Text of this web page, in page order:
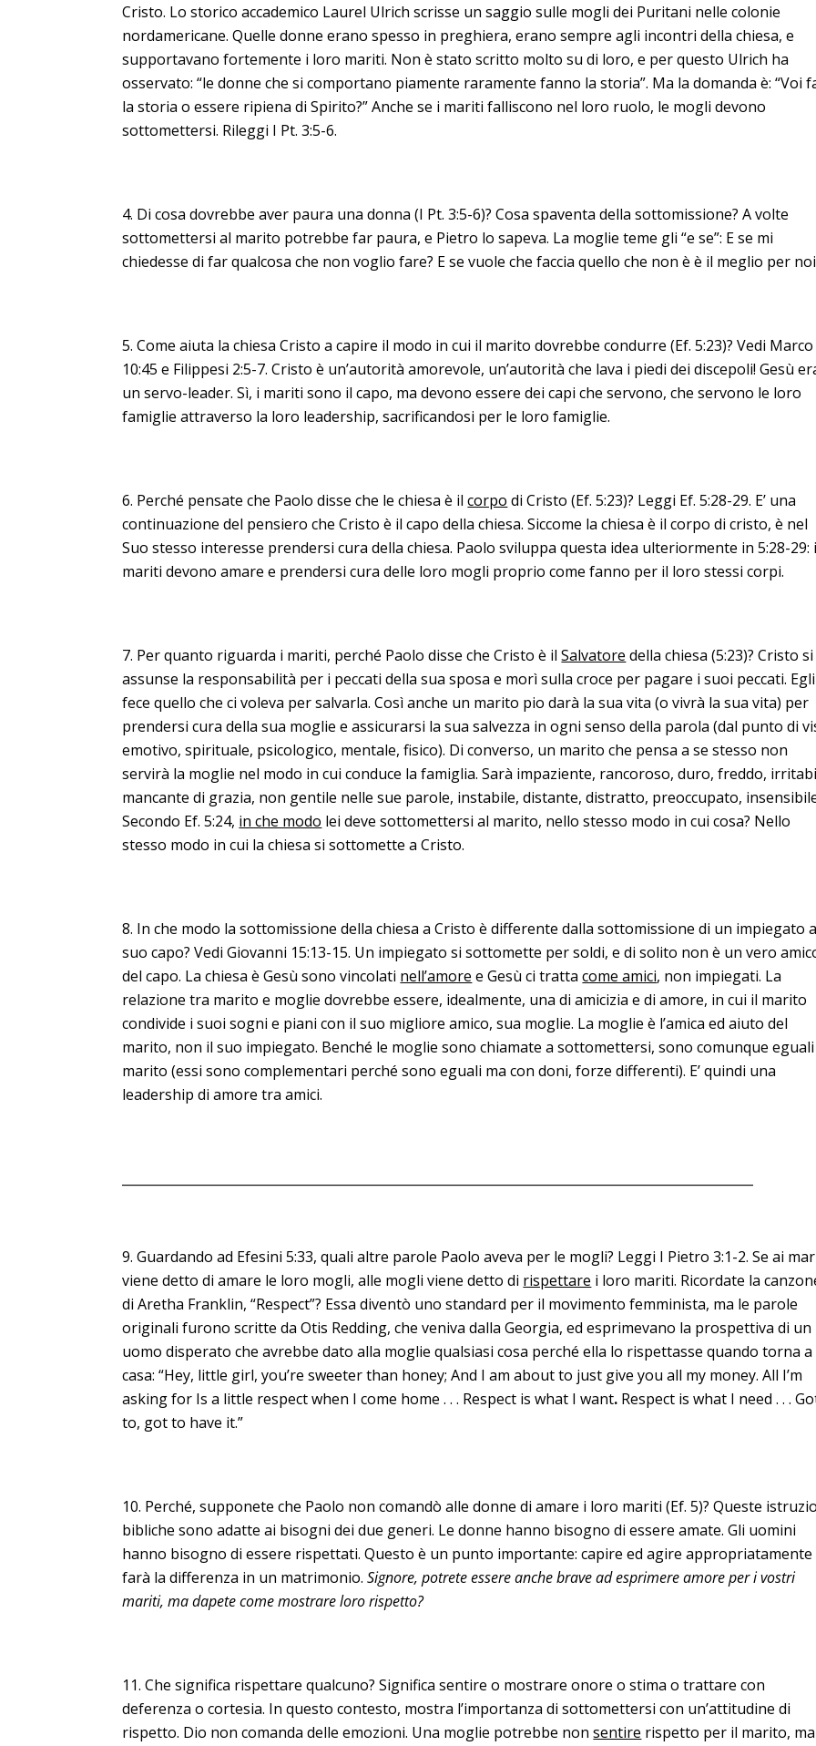
Cristo. Lo storico accademico Laurel Ulrich scrisse un saggio sulle mogli dei Puritani nelle colonie
nordamericane. Quelle donne erano spesso in preghiera, erano sempre agli incontri della chiesa, e
supportavano fortemente i loro mariti. Non è stato scritto molto su di loro, e per questo Ulrich ha
osservato: “le donne che si comportano piamente raramente fanno la storia”. Ma la domanda è: “Voi
la storia o essere ripiena di Spirito?” Anche se i mariti falliscono nel loro ruolo, le mogli devono
sottomettersi. Rileggi I Pt. 3:5-6.
Di cosa dovrebbe aver paura una donna (I Pt. 3:5-6)? Cosa spaventa della sottomissione? A volte
sottomettersi al marito potrebbe far paura, e Pietro lo sapeva. La moglie teme gli “e se”: E se mi
chiedesse di far qualcosa che non voglio fare? E se vuole che faccia quello che non è è il meglio per
Come aiuta la chiesa Cristo a capire il modo in cui il marito dovrebbe condurre (Ef. 5:23)? Vedi Marco
10:45 e Filippesi 2:5-7. Cristo è un’autorità amorevole, un’autorità che lava i piedi dei discepoli! Gesù
un servo-leader. Sì, i mariti sono il capo, ma devono essere dei capi che servono, che servono le loro
famiglie attraverso la loro leadership, sacrificandosi per le loro famiglie.
Perché pensate che Paolo disse che le chiesa è ilcorpo di Cristo (Ef. 5:23)? Leggi Ef. 5:28-29. E’ una
continuazione del pensiero che Cristo è il capo della chiesa. Siccome la chiesa è il corpo di cristo, è nel
Suo stesso interesse prendersi cura della chiesa. Paolo sviluppa questa idea ulteriormente in 5:28-29:
mariti devono amare e prendersi cura delle loro mogli proprio come fanno per il loro stessi corpi.
Per quanto riguarda i mariti, perché Paolo disse che Cristo è ilSalvatore della chiesa (5:23)? Cristo si
assunse la responsabilità per i peccati della sua sposa e morì sulla croce per pagare i suoi peccati. Egli
fece quello che ci voleva per salvarla. Così anche un marito pio darà la sua vita (o vivrà la sua vita) per
prendersi cura della sua moglie e assicurarsi la sua salvezza in ogni senso della parola (dal punto di
emotivo, spirituale, psicologico, mentale, fisico). Di converso, un marito che pensa a se stesso non
servirà la moglie nel modo in cui conduce la famiglia. Sarà impaziente, rancoroso, duro, freddo,
mancante di grazia, non gentile nelle sue parole, instabile, distante, distratto, preoccupato,
Secondo Ef. 5:24, in che modo lei deve sottomettersi al marito, nello stesso modo in cui cosa? Nello
stesso modo in cui la chiesa si sottomette a Cristo.
In che modo la sottomissione della chiesa a Cristo è differente dalla sottomissione di un impiegato
suo capo? Vedi Giovanni 15:13-15. Un impiegato si sottomette per soldi, e di solito non è un vero
del capo. La chiesa è Gesù sono vincolati nell’amore e Gesù ci trattacome amici, non impiegati. La
relazione tra marito e moglie dovrebbe essere, idealmente, una di amicizia e di amore, in cui il marito
condivide i suoi sogni e piani con il suo migliore amico, sua moglie. La moglie è l’amica ed aiuto del
marito, non il suo impiegato. Benché le moglie sono chiamate a sottomettersi, sono comunque
marito (essi sono complementari perché sono eguali ma con doni, forze differenti). E’ quindi una
leadership di amore tra amici.
Guardando ad Efesini 5:33, quali altre parole Paolo aveva per le mogli? Leggi I Pietro 3:1-2. Se ai
viene detto di amare le loro mogli, alle mogli viene detto di rispettare i loro mariti. Ricordate la
di Aretha Franklin, “Respect”? Essa diventò uno standard per il movimento femminista, ma le parole
originali furono scritte da Otis Redding, che veniva dalla Georgia, ed esprimevano la prospettiva di un
uomo disperato che avrebbe dato alla moglie qualsiasi cosa perché ella lo rispettasse quando torna a
casa: “Hey, little girl, you’re sweeter than honey; And I am about to just give you all my money. All I’m
asking for Is a little respect when I come home . . . Respect is what I want. Respect is what I need . . .
to, got to have it.”
Perché, supponete che Paolo non comandò alle donne di amare i loro mariti (Ef. 5)? Queste
bibliche sono adatte ai bisogni dei due generi. Le donne hanno bisogno di essere amate. Gli uomini
hanno bisogno di essere rispettati. Questo è un punto importante: capire ed agire appropriatamente
farà la differenza in un matrimonio.Signore, potrete essere anche brave ad esprimere amore per i vostri
mariti, ma dapete come mostrare loro rispetto?
Che significa rispettare qualcuno? Significa sentire o mostrare onore o stima o trattare con
deferenza o cortesia. In questo contesto, mostra l’importanza di sottomettersi con un’attitudine di
rispetto. Dio non comanda delle emozioni. Una moglie potrebbe nonsentire rispetto per il marito, ma